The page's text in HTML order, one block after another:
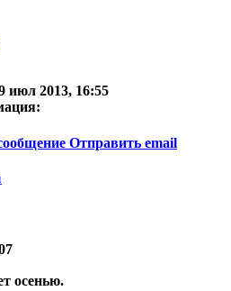
июл 2013, 16:55
Отправить email
осенью.